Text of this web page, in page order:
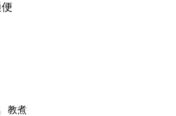
教煮